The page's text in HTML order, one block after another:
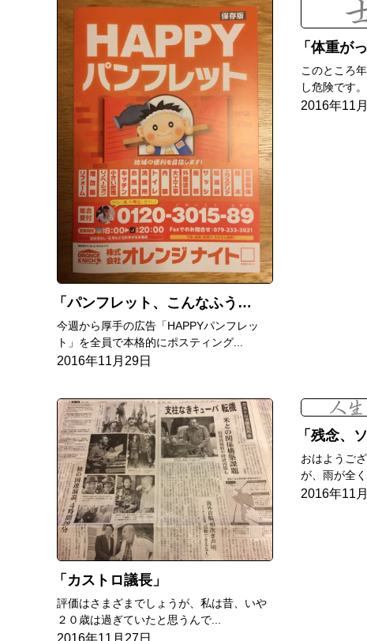
パンフレット、こんなふうに下書きしています
今週から厚手の広告「HAPPYパンフレッ
ト」を全員で本格的にポスティング...
2016年11月29日
体重がっ
このところ
し危険です
2016年11
カストロ議長
評価はさまざまでしょうが、私は昔、いや
２０歳は過ぎていたと思うんで...
残念、ソ
おはようご
が、雨が全
2016年11